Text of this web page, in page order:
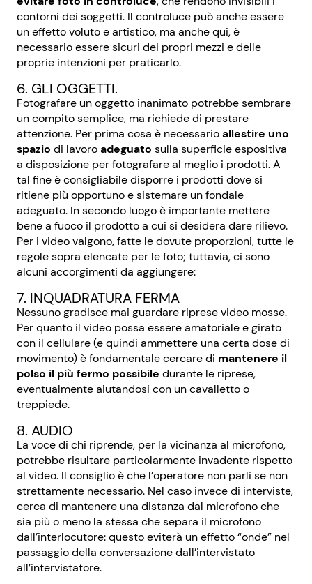
contorni dei soggetti. Il controluce può anche essere
un effetto voluto e artistico, ma anche qui, è
necessario essere sicuri dei propri mezzi e delle
proprie intenzioni per praticarlo.
6. GLI OGGETTI.
Fotografare un oggetto inanimato potrebbe sembrare
un compito semplice, ma richiede di prestare
attenzione. Per prima cosa è necessarioallestire uno
spazio di lavoroadeguato sulla superficie espositiva
a disposizione per fotografare al meglio i prodotti. A
tal fine è consigliabile disporre i prodotti dove si
ritiene più opportuno e sistemare un fondale
adeguato. In secondo luogo è importante mettere
bene a fuoco il prodotto a cui si desidera dare rilievo.
Per i video valgono, fatte le dovute proporzioni, tutte le
regole sopra elencate per le foto; tuttavia, ci sono
alcuni accorgimenti da aggiungere:
7. INQUADRATURA FERMA
Nessuno gradisce mai guardare riprese video mosse.
Per quanto il video possa essere amatoriale e girato
con il cellulare (e quindi ammettere una certa dose di
movimento) è fondamentale cercare di mantenere il
polso il più fermo possibile durante le riprese,
eventualmente aiutandosi con un cavalletto o
treppiede.
8. AUDIO
La voce di chi riprende, per la vicinanza al microfono,
potrebbe risultare particolarmente invadente rispetto
al video. Il consiglio è che l’operatore non parli se non
strettamente necessario. Nel caso invece di interviste,
cerca di mantenere una distanza dal microfono che
sia più o meno la stessa che separa il microfono
dall’interlocutore: questo eviterà un effetto “onde” nel
passaggio della conversazione dall’intervistato
all’intervistatore.